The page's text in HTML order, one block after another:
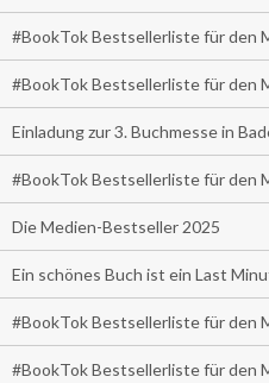
#BookTok Bestsellerliste für den
#BookTok Bestsellerliste für den
Einladung zur 3. Buchmesse in
#BookTok Bestsellerliste für den
Die Medien-Bestseller 2025
Ein schönes Buch ist ein Last
#BookTok Bestsellerliste für den
#BookTok Bestsellerliste für den